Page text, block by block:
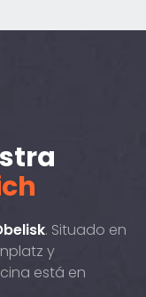
. Situado en
y
está en